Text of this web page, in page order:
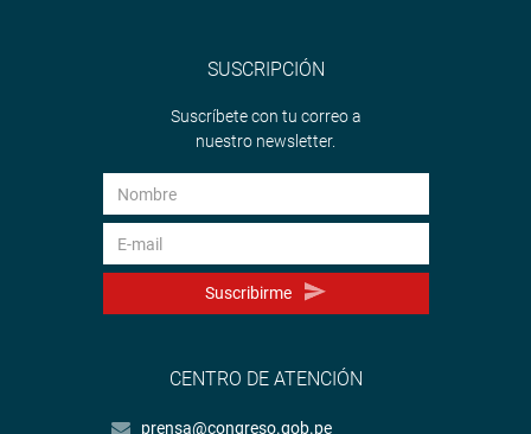
SUSCRIPCIÓN
Suscríbete con tu correo a
nuestro newsletter.
Suscribirme
CENTRO DE ATENCIÓN
prensa@congreso.gob.pe